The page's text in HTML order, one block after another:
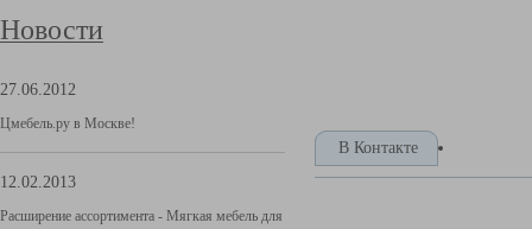
Новости
27.06.2012
Цмебель.ру в Москве!
12.02.2013
Расширение ассортимента - Мягкая мебель для
В Контакте